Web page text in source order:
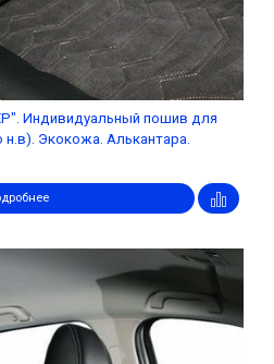
Индивидуальный пошив для
н.в). Экокожа. Алькантара.